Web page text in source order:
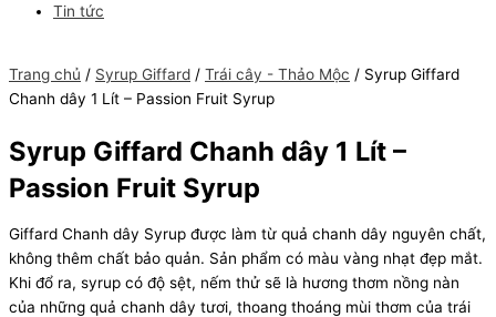
Tin tức
Trang chủ / Syrup Giffard / Trái cây - Thảo Mộc / Syrup Giffard
Chanh dây 1 Lít – Passion Fruit Syrup
Syrup Giffard Chanh dây 1 Lít –
Passion Fruit Syrup
Giffard Chanh dây Syrup được làm từ quả chanh dây nguyên chất,
không thêm chất bảo quản. Sản phẩm có màu vàng nhạt đẹp mắt.
Khi đổ ra, syrup có độ sệt, nếm thử sẽ là hương thơm nồng nàn
của những quả chanh dây tươi, thoang thoáng mùi thơm của trái